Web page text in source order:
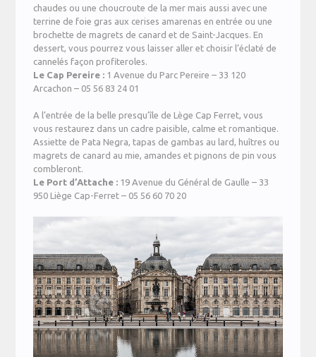
chaudes ou une choucroute de la mer mais aussi avec une
terrine de foie gras aux cerises amarenas en entrée ou une
brochette de magrets de canard et de Saint-Jacques. En
dessert, vous pourrez vous laisser aller et choisir l’éclaté de
cannelés façon profiteroles.
Le Cap Pereire : 1 Avenue du Parc Pereire – 33 120
Arcachon – 05 56 83 24 01
A l’entrée de la belle presqu’île de Lège Cap Ferret, vous
vous restaurez dans un cadre paisible, calme et romantique.
Assiette de Pata Negra, tapas de gambas au lard, huîtres ou
magrets de canard au mie, amandes et pignons de pin vous
combleront.
Le Port d’Attache : 19 Avenue du Général de Gaulle – 33
950 Liège Cap-Ferret – 05 56 60 70 20